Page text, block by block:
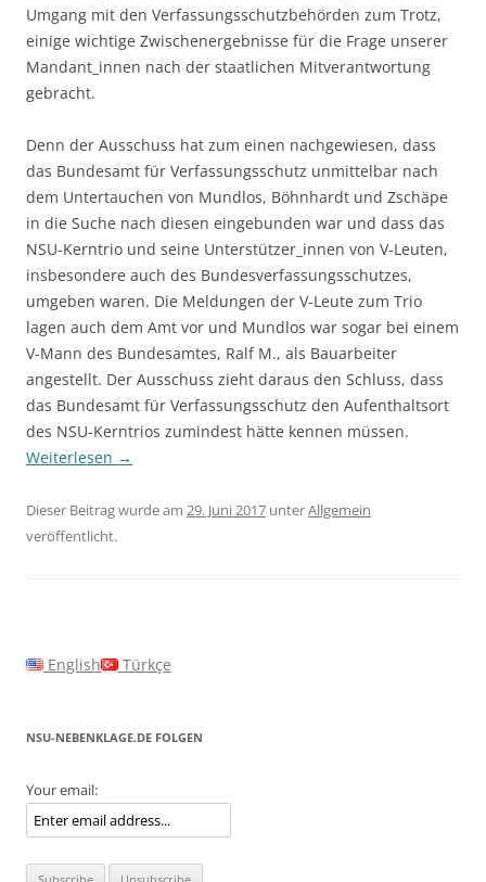
Umgang mit den Verfassungsschutzbehörden zum Trotz,
einige wichtige Zwischenergebnisse für die Frage unserer
Mandant_innen nach der staatlichen Mitverantwortung
gebracht.
Denn der Ausschuss hat zum einen nachgewiesen, dass
das Bundesamt für Verfassungsschutz unmittelbar nach
dem Untertauchen von Mundlos, Böhnhardt und Zschäpe
in die Suche nach diesen eingebunden war und dass das
NSU-Kerntrio und seine Unterstützer_innen von V-Leuten,
insbesondere auch des Bundesverfassungsschutzes,
umgeben waren. Die Meldungen der V-Leute zum Trio
lagen auch dem Amt vor und Mundlos war sogar bei einem
V-Mann des Bundesamtes, Ralf M., als Bauarbeiter
angestellt. Der Ausschuss zieht daraus den Schluss, dass
das Bundesamt für Verfassungsschutz den Aufenthaltsort
des NSU-Kerntrios zumindest hätte kennen müssen.
Weiterlesen →
Dieser Beitrag wurde am 29. Juni 2017 unterAllgemein
veröffentlicht.
English Türkçe
NSU-NEBENKLAGE.DE FOLGEN
Your email: